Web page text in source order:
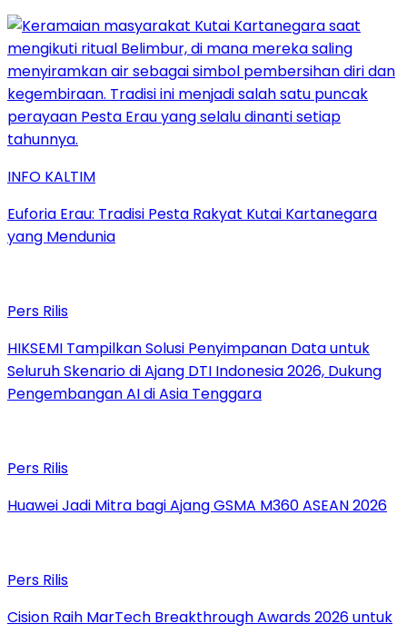
INFO KALTIM
Euforia Erau: Tradisi Pesta Rakyat Kutai Kartanegara
yang Mendunia
Pers Rilis
HIKSEMI Tampilkan Solusi Penyimpanan Data untuk
Seluruh Skenario di Ajang DTI Indonesia 2026, Dukung
Pengembangan AI di Asia Tenggara
Pers Rilis
Huawei Jadi Mitra bagi Ajang GSMA M360 ASEAN 2026
Pers Rilis
Cision Raih MarTech Breakthrough Awards 2026 untuk